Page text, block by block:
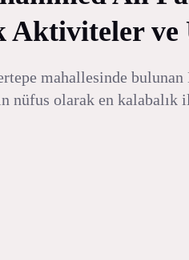
Aktiviteler ve
mahallesinde
nüfus olarak en kalabalık